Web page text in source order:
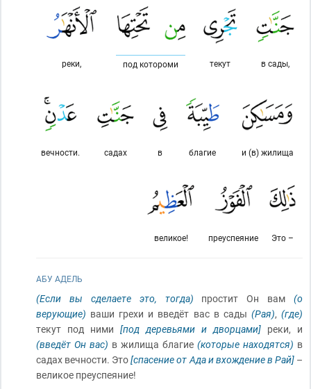
в сады,
текут
под котороми
реки,
и (в) жилища
благие
в
садах
вечности.
Это –
преуспеяние
великое!
АБУ АДЕЛЬ
(Если вы сделаете это, тогда) простит Он вам (о
верующие) ваши грехи и введёт вас в сады (Рая),(где)
текут под ними [под деревьями и дворцами] реки, и
(введёт Он вас) в жилища благие (которые находятся) в
садах вечности. Это[спасение от Ада и вхождение в Рай]–
великое преуспеяние!